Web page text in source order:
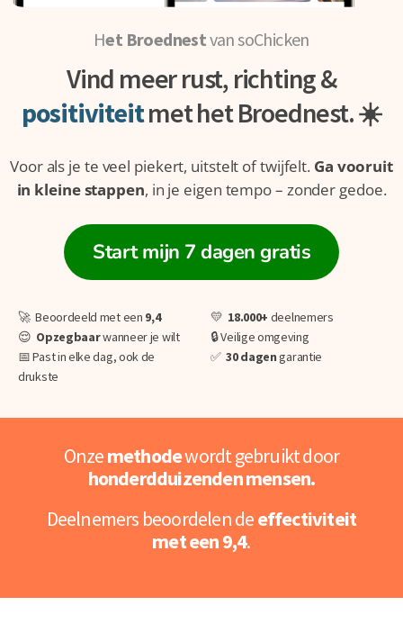
Het Broednestvan soChicken
Vind meer rust, richting &
positiviteitmet het Broednest. ☀️
Voor als je te veel piekert, uitstelt of twijfelt. Ga vooruit
in kleine stappen, in je eigen tempo – zonder gedoe.
Start mijn 7 dagen gratis
🚀 Beoordeeld met een 9,4
😌 Opzegbaarwanneer je wilt
📅 Past in elke dag, ook de
drukste
💛 18.000+ deelnemers
🔒 Veilige omgeving
✅30 dagengarantie
Onzemethodewordt gebruikt door
honderdduizenden mensen.
Deelnemers beoordelen deeffectiviteit
met een 9,4.